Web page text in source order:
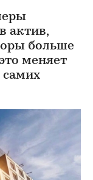
актив,
больше
меняет
самих